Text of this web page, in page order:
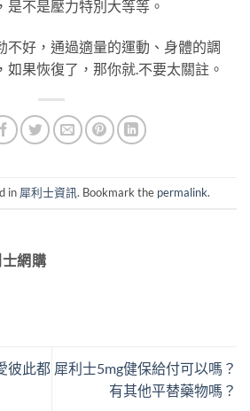
不是壓力特別大等等。
不好，通過適量的運動、身體的調
如果恢復了，那你就 不要太關註。
in 犀利士資訊. Bookmark the permalink.
網購
彼此都 犀利士5mg健保給付可以嗎？
有其他平替藥物嗎？